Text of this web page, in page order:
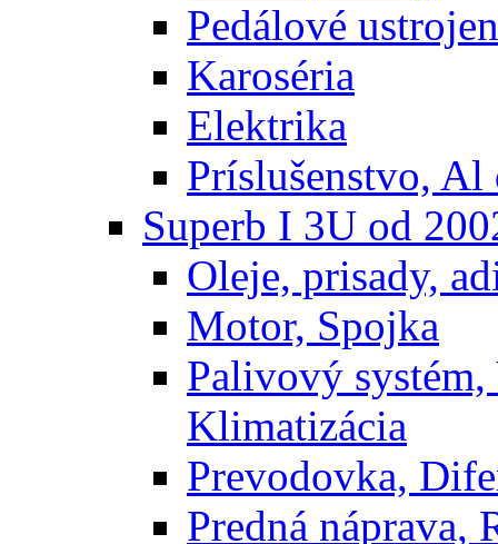
Pedálové
Karoséria
Elektrika
Príslušenstvo, Al
Superb I 3U od
Oleje, prisady,
Motor, Spojka
Palivový
Klimatizácia
Prevodovka,
Predná náprava,